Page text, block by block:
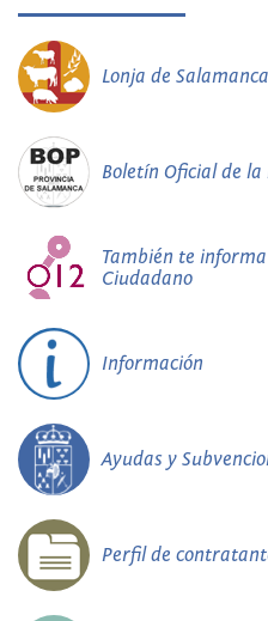
Lonja de Salamanca
Boletín Oficial de la
También te informa
Ciudadano
Información
Ayudas y
Perfil de